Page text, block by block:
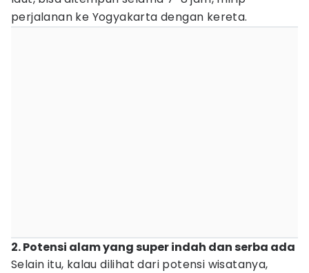
perjalanan ke Yogyakarta dengan kereta.
2. Potensi alam yang super indah dan serba ada
Selain itu, kalau dilihat dari potensi wisatanya,